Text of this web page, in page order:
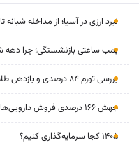
نبرد ارزی در آسیا؛ از مداخله‌ شبانه
بمب ساعتی بازنشستگی؛ چرا دهه
بررسی تورم ۸۴ درصدی و بازدهی طلا و بورس
جهش ۱۶۶ درصدی فروش دارویی‌ها؛ بازگشت سودآوری به صنعت درمان
۱۴۰۵ کجا سرمایه‌گذاری کنیم؟